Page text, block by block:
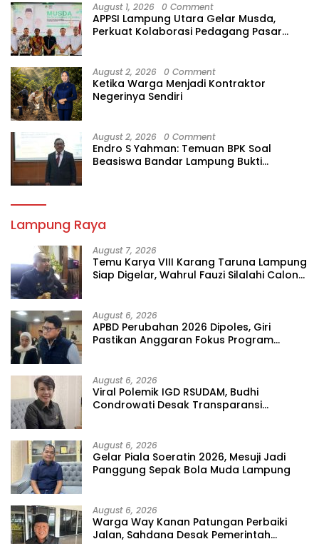
August 1, 2026 0 Comment
APPSI Lampung Utara Gelar Musda,
Perkuat Kolaborasi Pedagang Pasar
August 2, 2026 0 Comment
Ketika Warga Menjadi Kontraktor
Negerinya Sendiri
August 2, 2026 0 Comment
Endro S Yahman: Temuan BPK Soal
Beasiswa Bandar Lampung Bukti
Lampung Raya
August 7, 2026
Temu Karya VIII Karang Taruna Lampung
Siap Digelar, Wahrul Fauzi Silalahi Calon
August 6, 2026
APBD Perubahan 2026 Dipoles, Giri
Pastikan Anggaran Fokus Program
August 6, 2026
Viral Polemik IGD RSUDAM, Budhi
Condrowati Desak Transparansi
August 6, 2026
Gelar Piala Soeratin 2026, Mesuji Jadi
Panggung Sepak Bola Muda Lampung
August 6, 2026
Warga Way Kanan Patungan Perbaiki
Jalan, Sahdana Desak Pemerintah